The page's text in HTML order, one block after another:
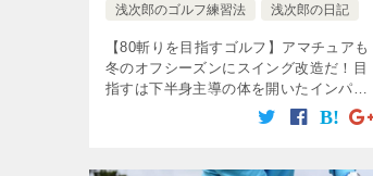
浅次郎のゴルフ練習法 浅次郎の日記
【80斬りを目指すゴルフ】アマチュアも
冬のオフシーズンにスイング改造だ！目
指すは下半身主導の体を開いたインパク
ト！多くのアマチュアはアドレスの形で
インパクトするのが正しいと思っている
い […]